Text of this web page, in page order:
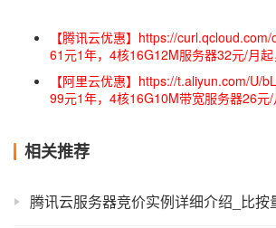
【腾讯云优惠】https://
61元1年，4核16G12M服务器32元/月
【阿里云优惠】https://t.aliyun.com/U/
99元1年，4核16G10M带宽服务器26元
相关推荐
腾讯云服务器竞价实例详细介绍_比按